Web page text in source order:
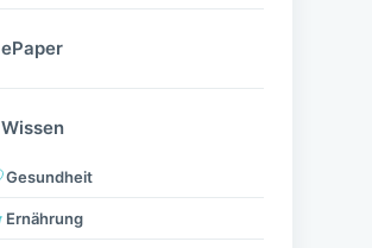
ePaper
Wissen
Gesundheit
Ernährung